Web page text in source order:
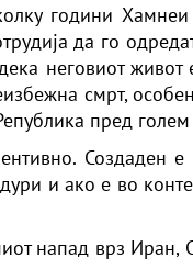
години
да го
неговиот
смрт,
пред
и ако е во
напад врз Иран,